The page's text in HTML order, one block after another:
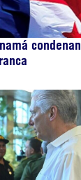
condenan